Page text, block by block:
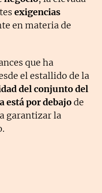
exigencias
en materia de
que ha
el estallido de la
del conjunto del
está por debajode
garantizar la